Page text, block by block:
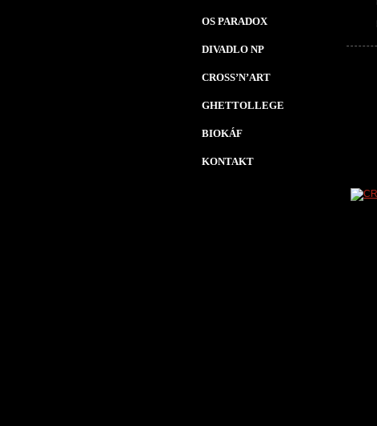
OS PARADOX
DIVADLO NP
CROSS’N’ART
GHETTOLLEGE
BIOKÁF
KONTAKT